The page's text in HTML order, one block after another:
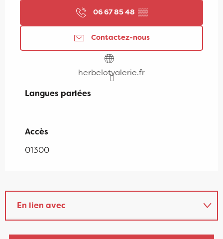
06 67 85 48 ▒▒
Contactez-nous
herbelotvalerie.fr
Langues parlées
Langues parlées
Accès
Accès
01300
En lien avec
Sur place